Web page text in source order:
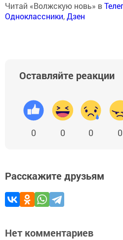
Читай «Волжскую новь» в
Одноклассники,Дзен
Оставляйте реакции
0 0 0 0
Расскажите друзьям
Нет комментариев